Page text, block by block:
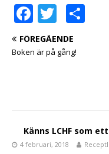
F
a
c
o
k
T
w
it
FÖREGÅENDE
Boken är på gång!
Känns LCHF som
4 februari, 2018